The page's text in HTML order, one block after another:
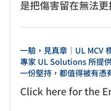
是把傷害留在無法
一驗，見真章｜UL MCV
專家 UL Solutions 所提
一份堅持，都值得被有憑
Click here for the